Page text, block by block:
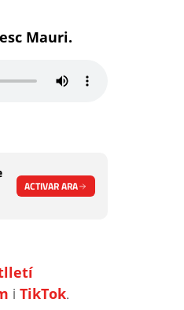
Mauri.
ACTIVAR ARA
iTikTok.